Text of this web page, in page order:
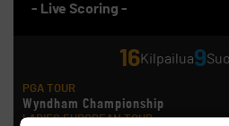
- Live Scoring -
16Kilpailua9
PGA TOUR
Wyndham Championship
LADIES EUROPEAN TOUR